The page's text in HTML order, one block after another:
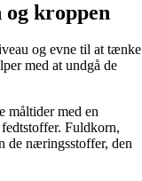
kroppen
og evne til at tænke
med at undgå de
måltider med en
Fuldkorn,
de næringsstoffer, den